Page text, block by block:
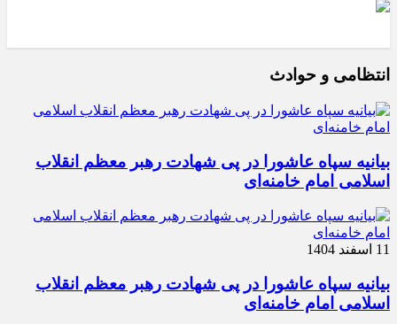
انتظامی و حوادث
بیانیه سپاه عاشورا در پی شهادت رهبر معظم انقلاب
اسلامی امام خامنه‌ای
11 اسفند 1404
بیانیه سپاه عاشورا در پی شهادت رهبر معظم انقلاب
اسلامی امام خامنه‌ای